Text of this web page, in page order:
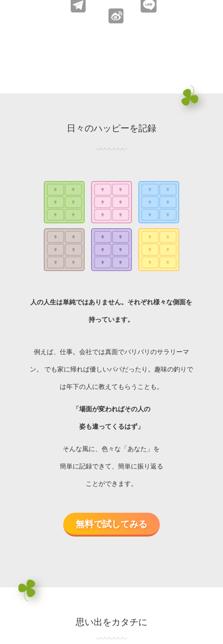
日々のハッピーを記録
人の人生は単純ではありません。 それぞれ様々な側面を
持っています。
例えば、仕事。会社では真面でバリバリのサラリーマ
ン。 でも家に帰れば優しいパパだったり。 趣味の釣りで
は年下の人に教えてもらうことも。
「場面が変わればその人の
姿も違ってくるはず」
そんな風に、色々な「あなた」を
簡単に記録できて、 簡単に振り返る
ことができます。
無料で試してみる
思い出をカタチに